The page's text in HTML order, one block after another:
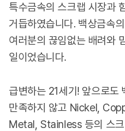
특수금속의 스크랩 시장과
거듭하였습니다. 백상금속
여러분의 끊임없는 배려와
일이었습니다.
급변하는 21세기! 앞으로도
만족하지 않고 Nickel,
Metal, Stainless 등의 스크